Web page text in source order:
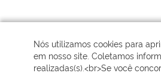
Nós utilizamos cookies para
em nosso site. Coletamos
realizadas(s).<br>Se você